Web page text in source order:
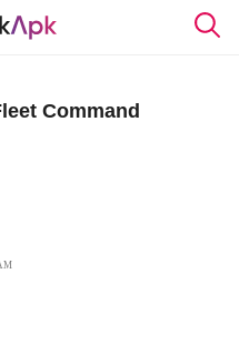
Command